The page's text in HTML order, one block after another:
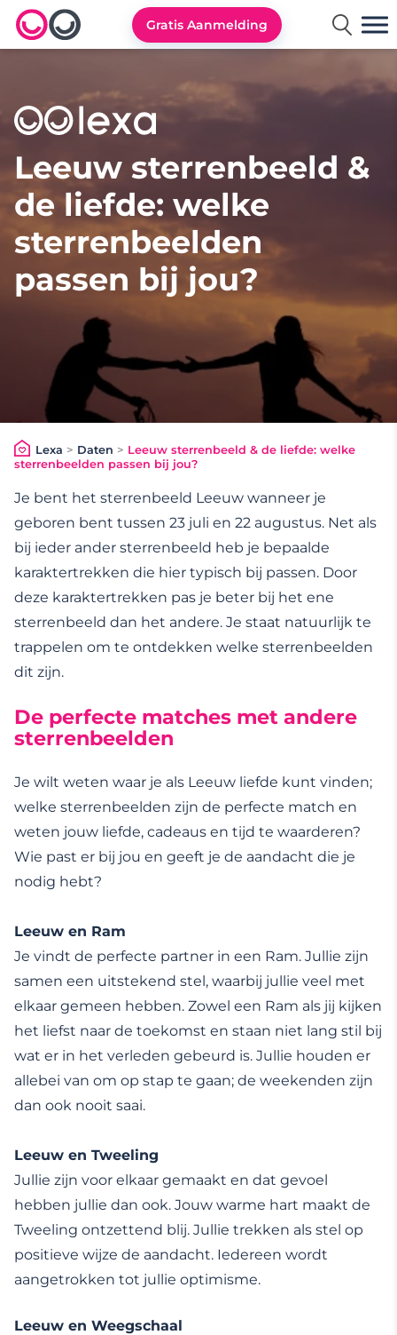
Lexa logo
Gratis Aanmelding
Leeuw sterrenbeeld &
de liefde: welke
sterrenbeelden
passen bij jou?
Lexa > Daten > Leeuw sterrenbeeld & de liefde: welke
sterrenbeelden passen bij jou?
Je bent het sterrenbeeld Leeuw wanneer je
geboren bent tussen 23 juli en 22 augustus. Net als
bij ieder ander sterrenbeeld heb je bepaalde
karaktertrekken die hier typisch bij passen. Door
deze karaktertrekken pas je beter bij het ene
sterrenbeeld dan het andere. Je staat natuurlijk te
trappelen om te ontdekken welke sterrenbeelden
dit zijn.
De perfecte matches met andere
sterrenbeelden
Je wilt weten waar je als Leeuw liefde kunt vinden;
welke sterrenbeelden zijn de perfecte match en
weten jouw liefde, cadeaus en tijd te waarderen?
Wie past er bij jou en geeft je de aandacht die je
nodig hebt?
Leeuw en Ram
Je vindt de perfecte partner in een Ram. Jullie zijn
samen een uitstekend stel, waarbij jullie veel met
elkaar gemeen hebben. Zowel een Ram als jij kijken
het liefst naar de toekomst en staan niet lang stil bij
wat er in het verleden gebeurd is. Jullie houden er
allebei van om op stap te gaan; de weekenden zijn
dan ook nooit saai.
Leeuw en Tweeling
Jullie zijn voor elkaar gemaakt en dat gevoel
hebben jullie dan ook. Jouw warme hart maakt de
Tweeling ontzettend blij. Jullie trekken als stel op
positieve wijze de aandacht. Iedereen wordt
aangetrokken tot jullie optimisme.
Leeuw en Weegschaal